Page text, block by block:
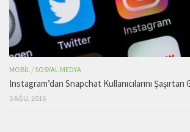
MOBIL /SOSYAL MEDYA
Instagram’dan Snapchat Kullanıcılarını Şaşırtan
5 AĞU, 2016